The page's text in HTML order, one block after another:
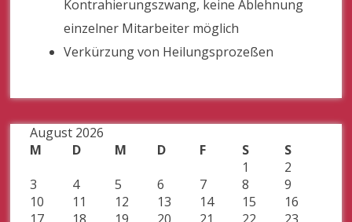
Kontrahierungszwang, keine Ablehnung
einzelner Mitarbeiter möglich
Verkürzung von Heilungsprozeßen
August 2026
M
D M D F S
S
1
2
3
4 5 6 7 8
9
10
11 12 13 14 15
16